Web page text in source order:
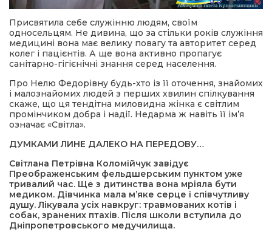
Присвятила себе служінню людям, своїм
односельцям. Не дивина, що за стільки років служіння
медицині вона має велику повагу та авторитет серед
колег і пацієнтів. А ще вона активно пропагує
санітарно-гігієнічні знання серед населення.
Про Нелю Федорівну будь-хто із її оточення, знайомих
і малознайомих людей з перших хвилин спілкування
скаже, що ця тендітна миловидна жінка є світлим
промінчиком добра і надії. Недарма ж навіть її ім’я
означає «Світла».
ДУМКАМИ ЛИНЕ ДАЛЕКО НА ПЕРЕДОВУ…
Світлана Петрівна Коломійчук завідує
Преображенським фельдшерським пунктом уже
тривалий час. Ще з дитинства вона мріяла бути
медиком. Дівчинка мала м’яке серце і співчутливу
душу. Лікувала усіх навкруг: травмованих котів і
собак, зранених птахів. Після школи вступила до
Дніпропетровського медучилища.